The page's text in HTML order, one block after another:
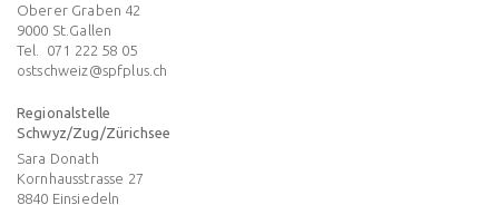
Oberer Graben 42
9000 St.Gallen
Tel.
071 222 58 05
ostschweiz@spfplus.ch
Regionalstelle
Schwyz/Zug/Zürichsee
Sara Donath
Kornhausstrasse 27
8840 Einsiedeln